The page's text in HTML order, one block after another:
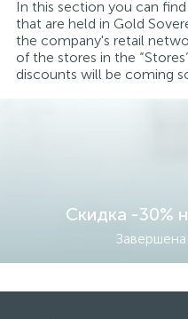
In this section you can
that are held in Gold
the company's retail
of the stores in the
discounts will be coming
Скидка -30%
Серебряные
Серебряные
Серебряные колье
Золотые браслеты
Золотые кольца
Золотые серьги
Ключницы
Сувениры